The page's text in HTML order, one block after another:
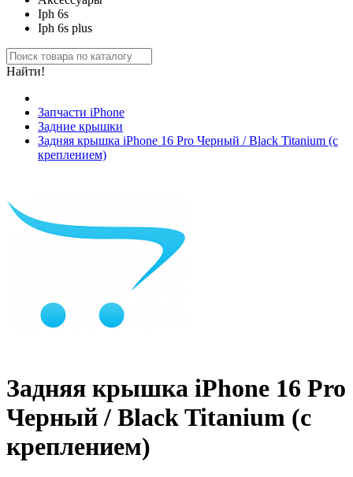
Iph 6s
Iph 6s plus
Найти!
Запчасти iPhone
Задние крышки
Задняя крышка iPhone 16 Pro Черный / Black Titanium (с
креплением)
Задняя крышка iPhone 16 Pro
Черный / Black Titanium (с
креплением)